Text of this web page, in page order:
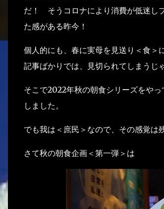
だ！ そうコロナにより消費が低迷し
た感がある昨今！
個人的にも、春に実母を見送り＜食
記事ばかりでは、見切られてしまうじ
そこで2022年秋の朝食シリーズをや
しました。
でも我は＜庶民＞なので、その感覚は
さて秋の朝食企画＜第一弾＞は